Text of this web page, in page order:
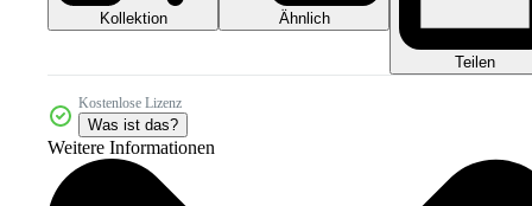
Kollektion Ähnlich
Teilen
Kostenlose Lizenz
Was ist das?
Weitere Informationen